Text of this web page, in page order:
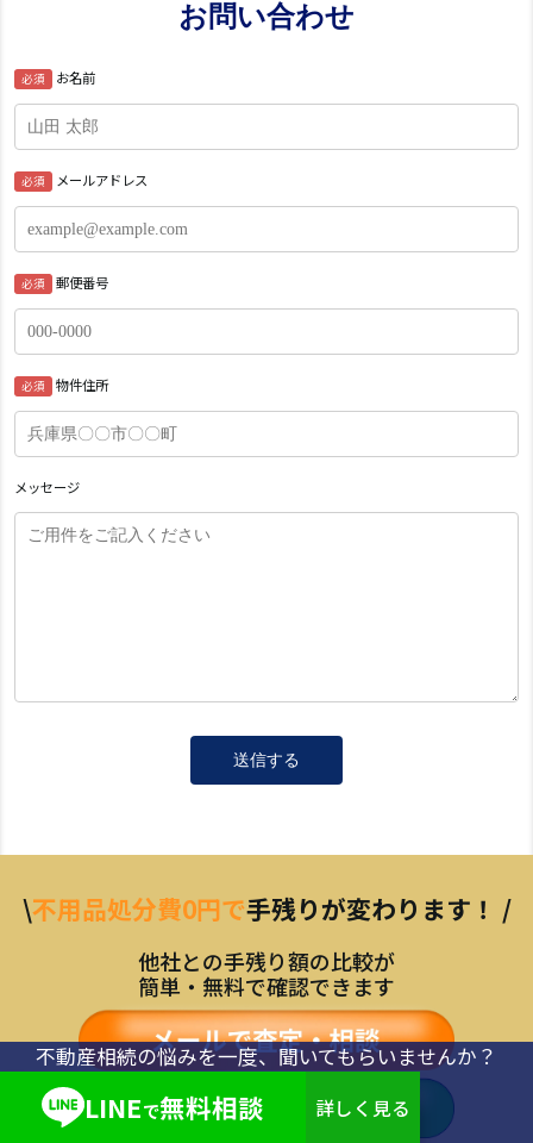
お問い合わせ
必須 お名前
必須 メールアドレス
必須 郵便番号
必須 物件住所
メッセージ
\不用品処分費0円で手残りが変わります！ /
他社との手残り額の比較が
簡単・無料で確認できます
不動産相続の悩みを一度、聞いてもらいませんか？
LINEで無料相談 詳しく見る